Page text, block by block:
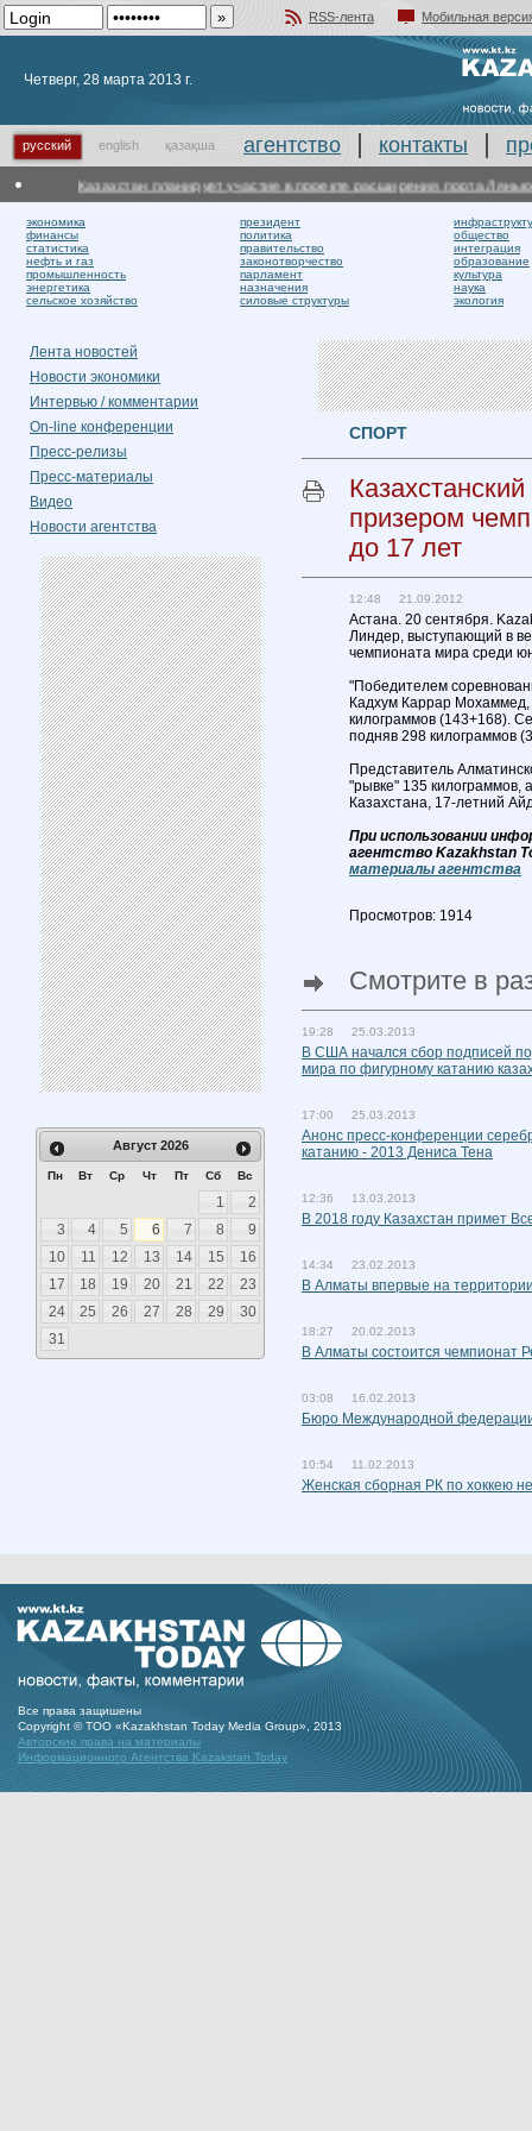
RSS-лента
Мобильная
Четверг, 28 марта 2013 г.
русский english қазақша агентство контакты
Казахстан планирует участие в проекте расширения порта
экономика
финансы
статистика
нефть и газ
промышленность
энергетика
сельское хозяйство
президент
политика
правительство
законотворчество
парламент
назначения
силовые структуры
общество
интеграция
образование
культура
наука
экология
Лента новостей
Новости экономики
Интервью / комментарии
On-line конференции
Пресс-релизы
Пресс-материалы
Видео
Новости агентства
Август 2026
Пн Вт Ср Чт Пт Сб Вс
1
2
3
4 5 6 7 8
9
10
11 12 13 14 15
16
17
18 19 20 21 22
23
24
25 26 27 28 29
30
31
СПОРТ
призером
до 17 лет
12:48 21.09.2012
Астана. 20 сентября.
Линдер, выступающий в
чемпионата мира среди
"Победителем
Кадхум Каррар
килограммов (143+168).
подняв 298 килограммов
Представитель
"рывке" 135 килограммов,
Казахстана, 17-летний
При использовании
агентство Kazakhstan
материалы агентства
Просмотров: 1914
Смотрите в
19:28 25.03.2013
В США начался сбор подписей
мира по фигурному катанию
17:00 25.03.2013
Анонс пресс-конференции
катанию - 2013 Дениса Тена
12:36 13.03.2013
В 2018 году Казахстан примет
14:34 23.02.2013
В Алматы впервые на
18:27 20.02.2013
В Алматы состоится чемпионат
03:08 16.02.2013
Бюро Международной федерации
10:54 11.02.2013
Женская сборная РК по хоккею
Все права защишены
Copyright © ТОО «Kazakhstan Today Media Group», 2013
Авторские права на материалы
Информационного Агентства Kazakstan Today